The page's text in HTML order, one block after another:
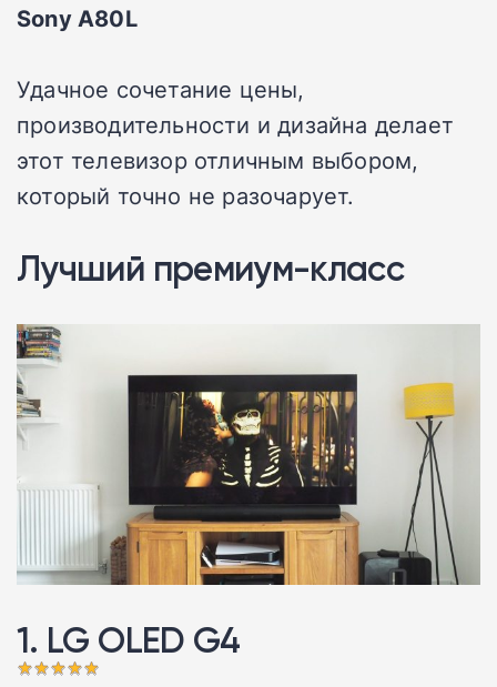
Sony A80L
Удачное сочетание цены,
производительности и дизайна делает
этот телевизор отличным выбором,
который точно не разочарует.
Лучший премиум-класс
1. LG OLED G4 󠁩󠁩󠁩󠁩󠁩󠁩